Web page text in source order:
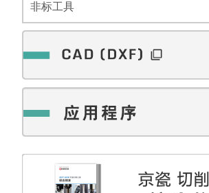
非标工具